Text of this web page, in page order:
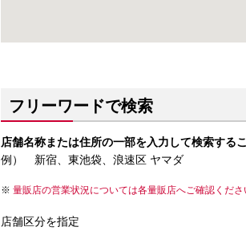
フリーワードで検索
店舗名称または住所の一部を入力して検索する
例） 新宿、東池袋、浪速区 ヤマダ
量販店の営業状況については各量販店へご確認くださ
店舗区分を指定